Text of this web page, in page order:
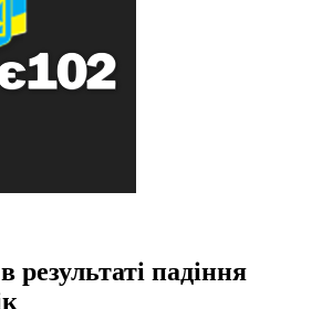
результаті падіння